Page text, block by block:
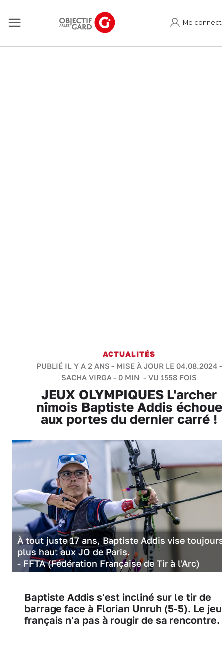
Me
ACTUALITÉS
PUBLIÉ IL Y A 2 ANS - MISE À JOUR LE 04.08.2024 -
SACHA VIRGA- 0 MIN - VU 1558 FOIS
JEUX OLYMPIQUES L'archer
nîmois Baptiste Addis échoue
aux portes du dernier carré !
À tout juste 17 ans, Baptiste Addis vise
plus haut aux JO de Paris.
- FFTA (Fédération Française de Tir à l'Arc)
Baptiste Addis s'est incliné sur le tir de
barrage face à Florian Unruh (5-5). Le
français n'a pas à rougir de sa rencontre.